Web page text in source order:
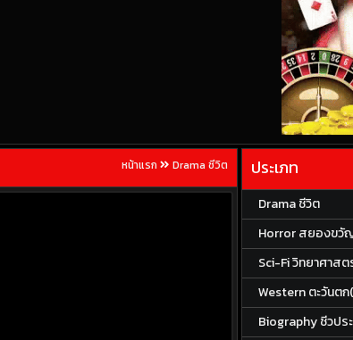
หน้าแรก Drama ชีวิต ประเภท
Drama ชีวิต
Horror สยองขวั
Sci-Fi วิทยาศาสต
Western ตะวันต
Biography ชีวปร